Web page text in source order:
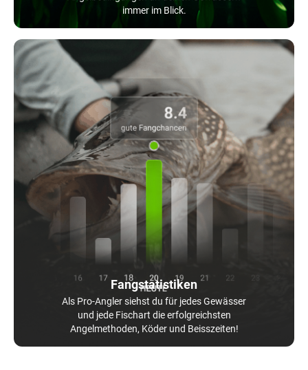
immer im Blick.
Fangstatistiken
Als Pro-Angler siehst du für jedes Gewässer
und jede Fischart die erfolgreichsten
Angelmethoden, Köder und Beisszeiten!